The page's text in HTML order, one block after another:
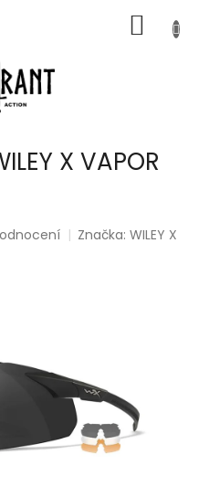
KOŠÍK
X VAPOR
Značka:WILEY X